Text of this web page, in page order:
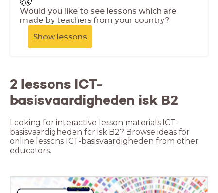
Would you like to see lessons which are
made by teachers from your country?
Show lessons
2 lessons ICT-
basisvaardigheden isk B2
Looking for interactive lesson materials ICT-
basisvaardigheden for isk B2? Browse ideas for
online lessons ICT-basisvaardigheden from other
educators.